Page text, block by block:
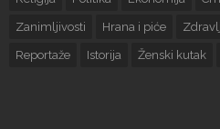
Zanimljivosti Hrana i piće
Reportaže Istorija Ženski kutak